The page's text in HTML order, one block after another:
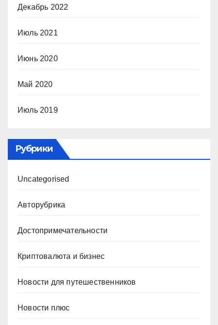
Декабрь 2022
Июль 2021
Июнь 2020
Май 2020
Июль 2019
Рубрики
Uncategorised
Авторубрика
Достопримечательности
Криптовалюта и бизнес
Новости для путешественников
Новости плюс